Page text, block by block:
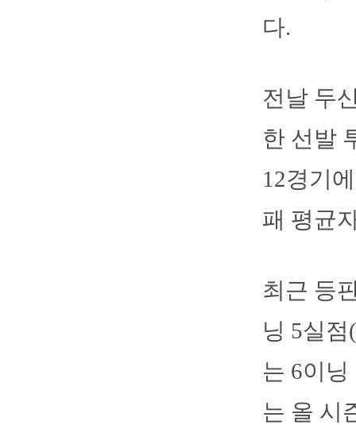
다.
전날 두
한 선발
12경기
패 평균
최근 등
닝 5실
는 6이
는 올 시